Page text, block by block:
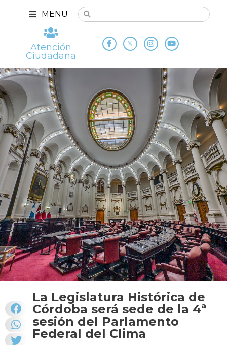
MENU
Atención
Ciudadana
La Legislatura Histórica de
Córdoba será sede de la 4ª
sesión del Parlamento
Federal del Clima